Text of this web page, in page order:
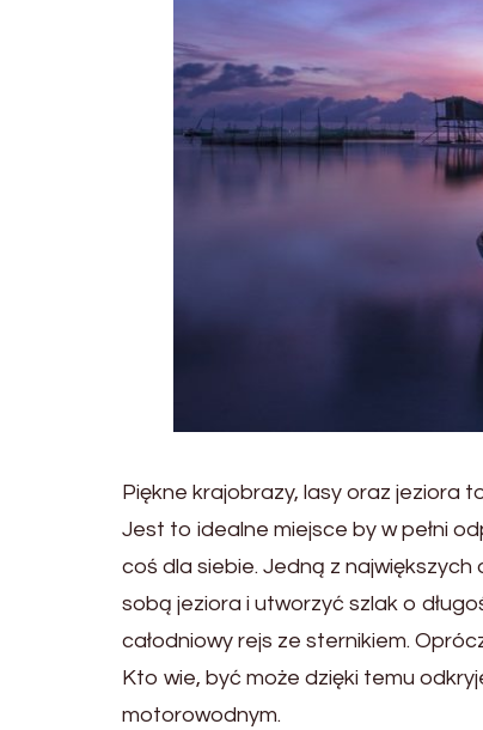
Piękne krajobrazy, lasy oraz jeziora
Jest to idealne miejsce by w pełni
coś dla siebie. Jedną z największych
sobą jeziora i utworzyć szlak o
całodniowy rejs ze sternikiem.
Kto wie, być może dzięki temu
motorowodnym.